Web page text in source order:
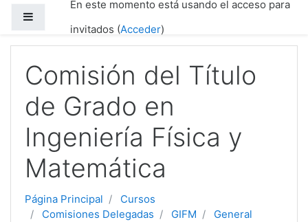
Salta al contenido principalEn este momento está usando el acceso para
invitados (Acceder)
Comisión del Título
de Grado en
Ingeniería Física y
Matemática
Página Principal
Cursos
Comisiones Delegadas
GIFM
General